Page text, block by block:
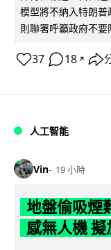
模型將不納入特朗
則聯署呼籲政府不要
37 18 ↗
人工智能
Vin 19 小時
地盤偷吸煙
感無人機